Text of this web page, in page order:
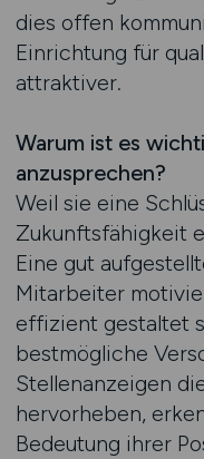
dies offen
Einrichtung für
attraktiver.
Warum ist es
anzusprechen?
Weil sie eine
Zukunftsfähigkeit
Eine gut
Mitarbeiter
effizient gestaltet
bestmögliche
Stellenanzeigen
hervorheben,
Bedeutung ihrer